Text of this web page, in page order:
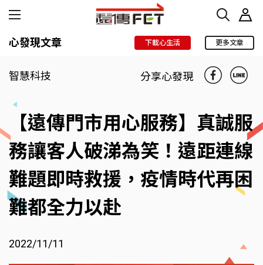
心發現文章 下載心生活 更多文章
智慧科技 分享心發現
【遠傳門市用心服務】真誠服
務讓客人破涕為笑！遠距連線
難題即時救援，疫情時代再困
難都全力以赴
2022/11/11